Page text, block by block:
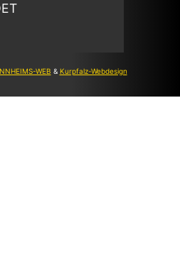
WEB & Kurpfalz-Webdesign